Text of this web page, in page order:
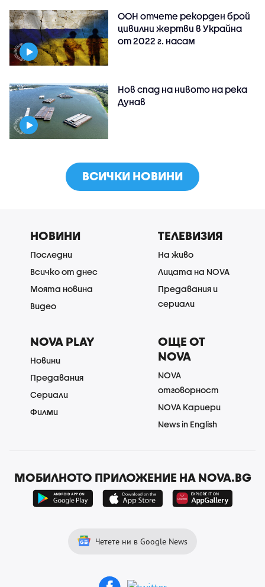
ООН отчете рекорден брой
цивилни жертви в Украйна
от 2022 г. насам
Нов спад на нивото на река
Дунав
ВСИЧКИ НОВИНИ
НОВИНИ
Последни
Всичко от днес
Моята новина
Видео
ТЕЛЕВИЗИЯ
На живо
Лицата на NOVA
Предавания и
сериали
NOVA PLAY
Новини
Предавания
Сериали
Филми
ОЩЕ ОТ
NOVA
NOVA
отговорност
NOVA Кариери
News in English
МОБИЛНОТО ПРИЛОЖЕНИЕ НА NOVA.BG
Четете ни в Google News